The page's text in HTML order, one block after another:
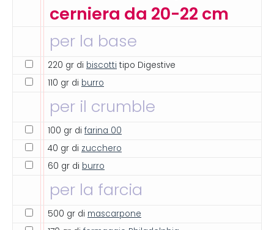
cerniera da 20-22 cm
per la base
220 gr di biscotti tipo Digestive
110 gr di burro
per il crumble
100 gr di farina 00
40 gr di zucchero
60 gr di burro
per la farcia
500 gr di mascarpone